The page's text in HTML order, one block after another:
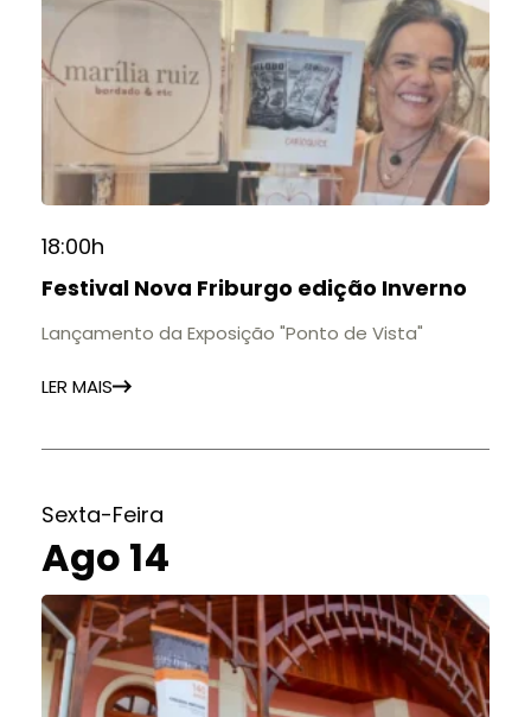
18:00h
Festival Nova Friburgo edição Inverno
Lançamento da Exposição "Ponto de Vista"
LER MAIS
Sexta-Feira
Ago 14